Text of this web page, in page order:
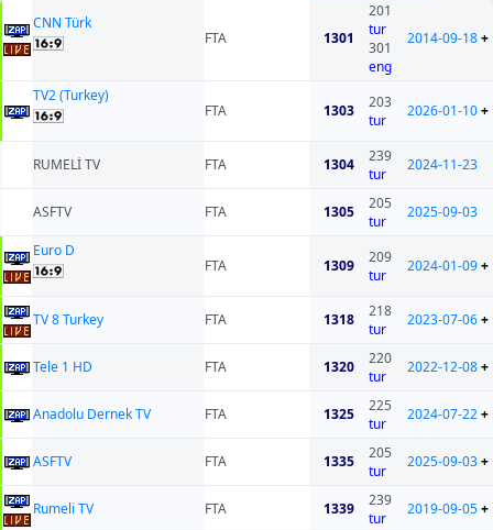
CNN Türk
FTA
1301
201
tur
301
eng
2014-09-18+
TV2 (Turkey)
FTA
1303
203
tur
2026-01-10+
RUMELİ TV FTA 1304
239
tur
2024-11-23
ASFTV FTA 1305
205
tur
2025-09-03
Euro D
FTA
1309
209
tur
2024-01-09+
TV 8 Turkey FTA 1318
218
tur
2023-07-06+
Tele 1 HD FTA 1320
220
tur
2022-12-08+
Anadolu Dernek TV FTA 1325
225
tur
2024-07-22+
ASFTV FTA 1335
205
tur
2025-09-03+
Rumeli TV FTA 1339
239
tur
2019-09-05+